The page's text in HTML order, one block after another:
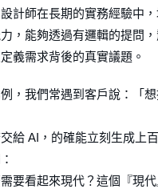
計師在長期的實務經驗中
，能夠透過有邏輯的提問
義需求背後的真實議題。
，我們常遇到客戶說：「
給 AI，的確能立刻生成上
需要看起來現代？這個『現